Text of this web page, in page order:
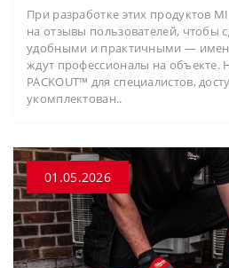
При разработке этих продуктов
на отзывы пользователей, чтобы
удобными и практичными —
ждут профессионалы на объекте.
PACKOUT™ для специалистов,
укомплектован..
01.05.2026